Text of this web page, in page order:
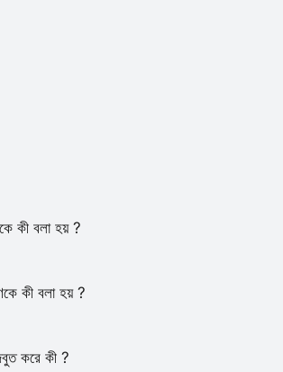
কী বলা হয় ?
কী বলা হয় ?
করে কী ?